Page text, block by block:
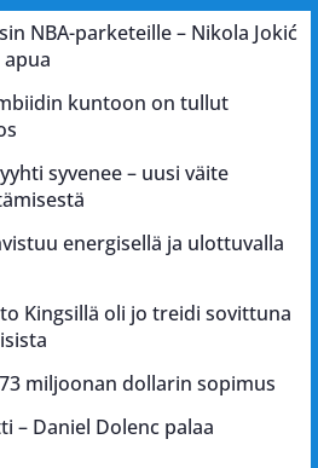
NBA-parketeille – Nikola Jokić
kuntoon on tullut
syvenee – uusi väite
energisellä ja ulottuvalla
Kingsillä oli jo treidi sovittuna
miljoonan dollarin sopimus
– Daniel Dolenc palaa